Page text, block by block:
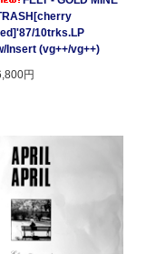
10trks.LP
Insert (vg++/vg++)
円